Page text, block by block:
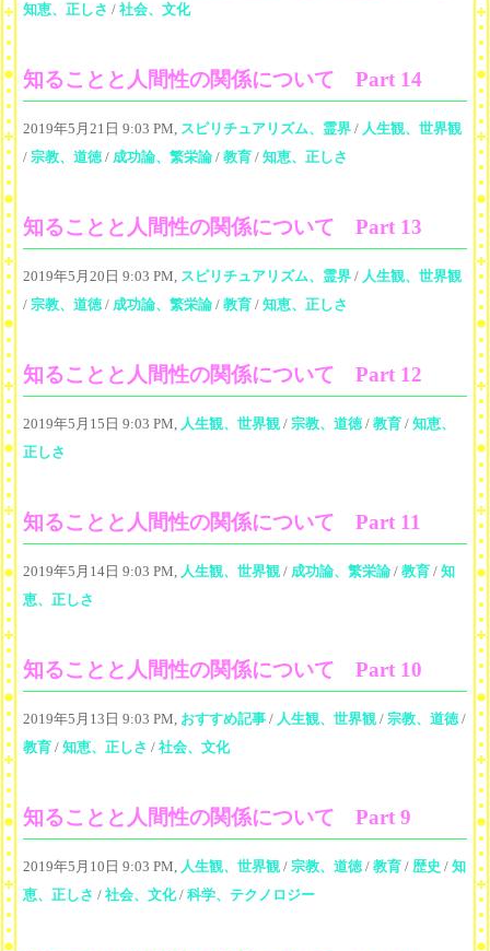
知恵、正しさ / 社会、文化
知ることと人間性の関係について Part 14
2019年5月21日 9:03 PM, スピリチュアリズム、霊界 / 人生観、世界観
/ 宗教、道徳/ 成功論、繁栄論 / 教育 / 知恵、正しさ
知ることと人間性の関係について Part 13
2019年5月20日 9:03 PM, スピリチュアリズム、霊界 / 人生観、世界観
/ 宗教、道徳/ 成功論、繁栄論 / 教育 / 知恵、正しさ
知ることと人間性の関係について Part 12
2019年5月15日 9:03 PM, 人生観、世界観 / 宗教、道徳/ 教育 / 知恵、
正しさ
知ることと人間性の関係について Part 11
2019年5月14日 9:03 PM, 人生観、世界観 / 成功論、繁栄論 / 教育 / 知
恵、正しさ
知ることと人間性の関係について Part 10
2019年5月13日 9:03 PM, おすすめ記事 / 人生観、世界観 / 宗教、道徳/
教育 / 知恵、正しさ / 社会、文化
知ることと人間性の関係について Part 9
2019年5月10日 9:03 PM, 人生観、世界観 / 宗教、道徳/ 教育 / 歴史 / 知
恵、正しさ / 社会、文化/ 科学、テクノロジー